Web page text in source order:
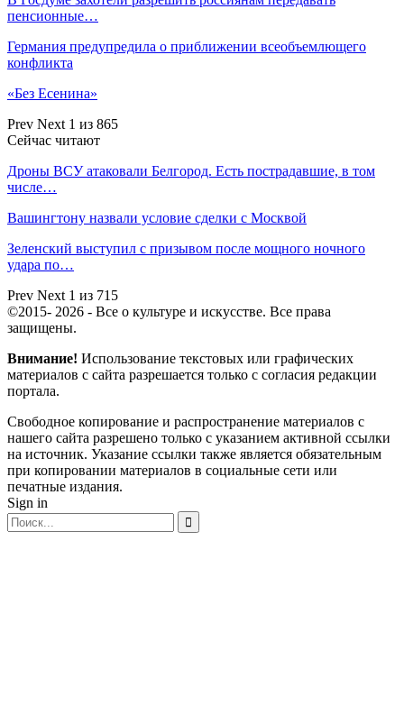
пенсионные…
Германия предупредила о приближении всеобъемлющего
конфликта
«Без Есенина»
Prev Next 1 из 865
Сейчас читают
Дроны ВСУ атаковали Белгород. Есть пострадавшие, в том
числе…
Вашингтону назвали условие сделки с Москвой
Зеленский выступил с призывом после мощного ночного
удара по…
Prev Next 1 из 715
©2015- 2026 - Все о культуре и искусстве. Все права
защищены.
Внимание! Использование текстовых или графических
материалов с сайта разрешается только c согласия редакции
портала.
Свободное копирование и распространение материалов с
нашего сайта разрешено только с указанием активной ссылки
на источник. Указание ссылки также является обязательным
при копировании материалов в социальные сети или
печатные издания.
Sign in